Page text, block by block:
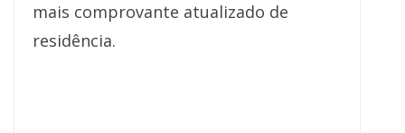
mais comprovante atualizado de
residência.